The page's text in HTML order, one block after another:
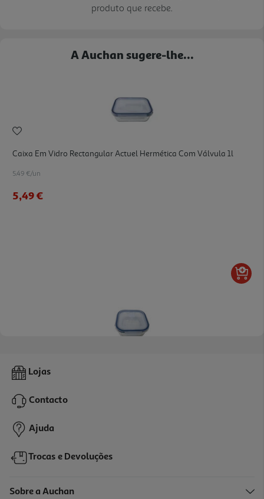
produto que recebe.
A Auchan sugere-lhe...
Caixa Em Vidro Rectangular Actuel Hermética Com Válvula 1l
5.49 €/un
5,49 €
Caixa Em Vidro Quadrada Actuel Hermética Com Válvula 1.1l
5,79 €
Lojas
Contacto
Ajuda
Trocas e Devoluções
Sobre a Auchan